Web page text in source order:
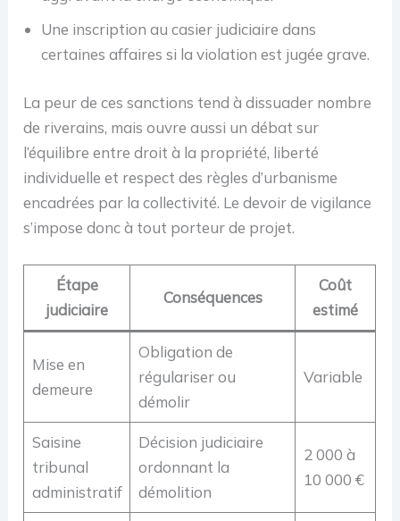
Une inscription au casier judiciaire dans
certaines affaires si la violation est jugée grave.
La peur de ces sanctions tend à dissuader nombre
de riverains, mais ouvre aussi un débat sur
l’équilibre entre droit à la propriété, liberté
individuelle et respect des règles d’urbanisme
encadrées par la collectivité. Le devoir de vigilance
s’impose donc à tout porteur de projet.
Étape
judiciaire
Conséquences
Coût
estimé
Mise en
demeure
Obligation de
régulariser ou
démolir
Variable
Saisine
tribunal
administratif
Décision judiciaire
ordonnant la
démolition
2 000 à
10 000 €